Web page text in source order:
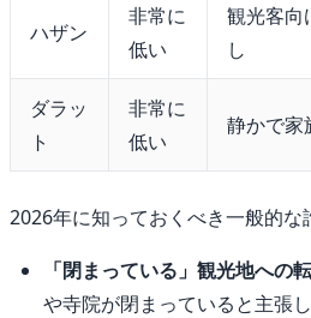
ハザン
非常に
低い
観光客向
し
ダラッ
ト
非常に
低い
静かで家
2026年に知っておくべき一般的な
「閉まっている」観光地への
や寺院が閉まっていると主張